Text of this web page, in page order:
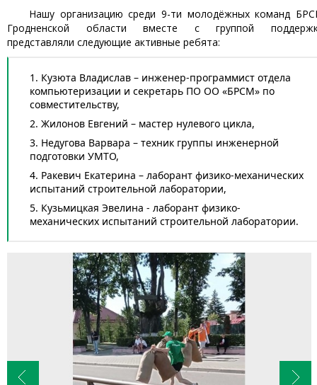
Нашу организацию среди 9-ти молодёжных команд
Гродненской области вместе с группой
представляли следующие активные ребята:
Кузюта Владислав – инженер-программист отдела
компьютеризации и секретарь ПО ОО «БРСМ» по
совместительству,
Жилонов Евгений – мастер нулевого цикла,
Недугова Варвара – техник группы инженерной
подготовки УМТО,
Ракевич Екатерина – лаборант физико-механических
испытаний строительной лаборатории,
Кузьмицкая Эвелина - лаборант физико-
механических испытаний строительной лаборатории.